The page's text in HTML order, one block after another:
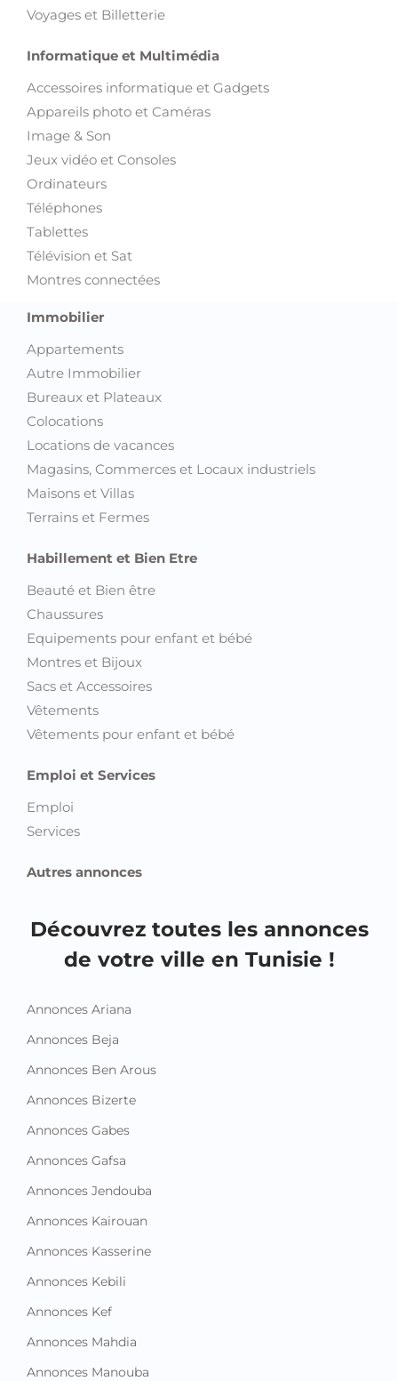
Voyages et Billetterie
Informatique et Multimédia
Accessoires informatique et Gadgets
Appareils photo et Caméras
Image & Son
Jeux vidéo et Consoles
Ordinateurs
Téléphones
Tablettes
Télévision et Sat
Montres connectées
Immobilier
Appartements
Autre Immobilier
Bureaux et Plateaux
Colocations
Locations de vacances
Magasins, Commerces et Locaux industriels
Maisons et Villas
Terrains et Fermes
Habillement et Bien Etre
Beauté et Bien être
Chaussures
Equipements pour enfant et bébé
Montres et Bijoux
Sacs et Accessoires
Vêtements
Vêtements pour enfant et bébé
Emploi et Services
Emploi
Services
Autres annonces
Découvrez toutes les annonces
de votre ville en Tunisie !
Annonces Ariana
Annonces Beja
Annonces Ben Arous
Annonces Bizerte
Annonces Gabes
Annonces Gafsa
Annonces Jendouba
Annonces Kairouan
Annonces Kasserine
Annonces Kebili
Annonces Kef
Annonces Mahdia
Annonces Manouba